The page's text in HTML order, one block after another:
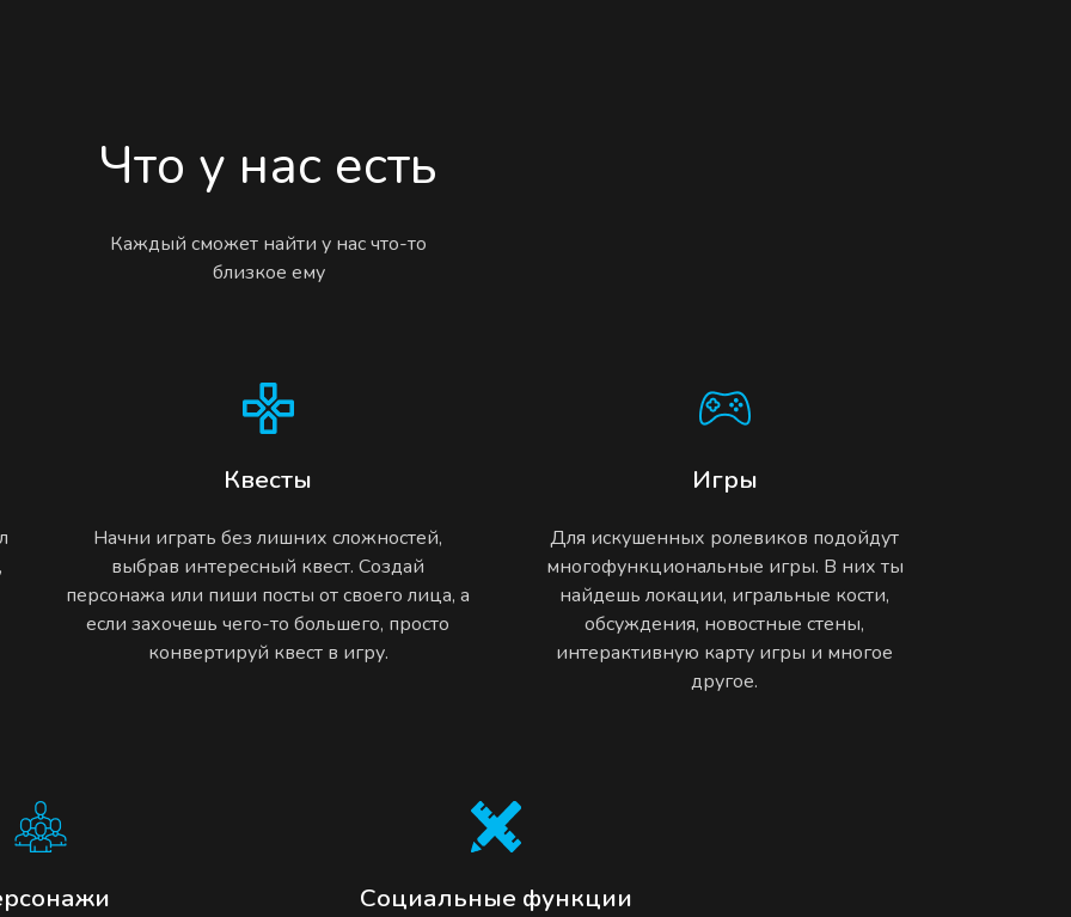
Что у нас есть
Каждый сможет найти у нас что-то
близкое ему
Квесты
Начни играть без лишних сложностей,
выбрав интересный квест. Создай
персонажа или пиши посты от своего лица, а
если захочешь чего-то большего, просто
конвертируй квест в игру.
Игры
Для искушенных ролевиков подойдут
многофункциональные игры. В них ты
найдешь локации, игральные кости,
обсуждения, новостные стены,
интерактивную карту игры и многое
другое.
Социальные функции